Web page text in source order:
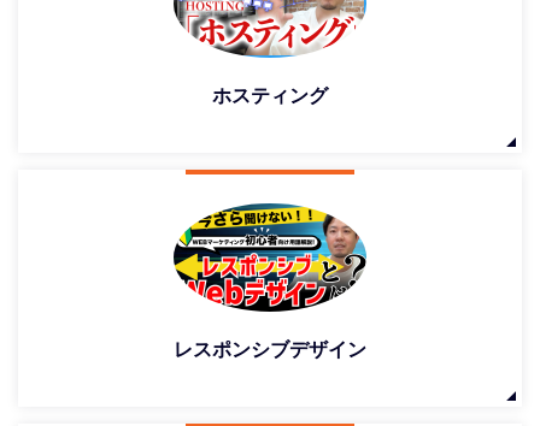
ホスティング
レスポンシブデザイン